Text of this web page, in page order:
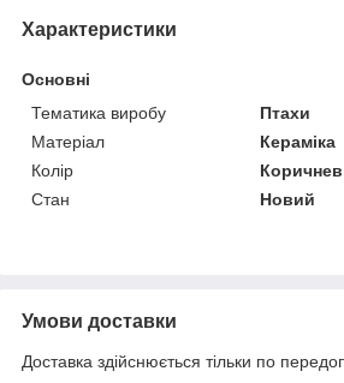
Характеристики
Основні
Тематика виробу
Птахи
Матеріал
Кераміка
Колір
Стан
Новий
Умови доставки
Доставка здійснюється тільки по